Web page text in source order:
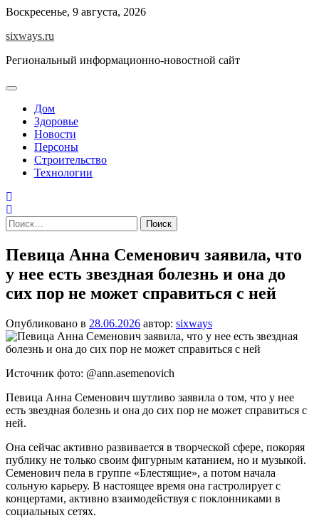
Перейти
содержимому
Воскресенье, 9 августа, 2026
sixways.ru
Региональный информационно-новостной сайт
Дом
Здоровье
Новости
Персоны
Строительство
Технологии
Найти:
Певица Анна Семенович заявила, что
у нее есть звездная болезнь и она до
сих пор не может справиться с ней
Опубликовано в 28.06.2026 автор: sixways
Источник фото: @ann.asemenovich
Певица Анна Семенович шутливо заявила о том, что у нее
есть звездная болезнь и она до сих пор не может справиться с
ней.
Она сейчас активно развивается в творческой сфере, покоряя
публику не только своим фигурным катанием, но и музыкой.
Семенович пела в группе «Блестящие», а потом начала
сольную карьеру. В настоящее время она гастролирует с
концертами, активно взаимодействуя с поклонниками в
социальных сетях.